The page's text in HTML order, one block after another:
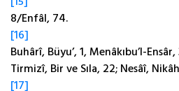
8/Enfâl, 74.
[16]
Buhârî, Büyu’, 1, Menâkıbu’l-
Tirmizî, Bir ve Sıla, 22; Nesâî,
[17]